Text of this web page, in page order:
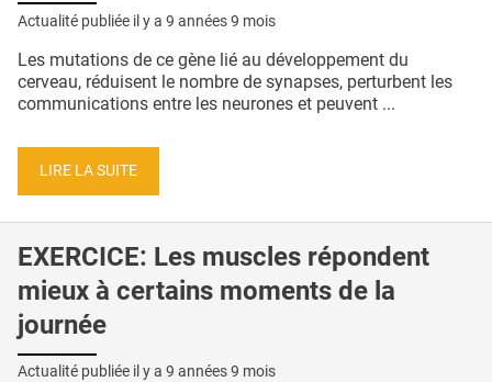
Actualité publiée il y a 9 années 9 mois
Les mutations de ce gène lié au développement du
cerveau, réduisent le nombre de synapses, perturbent les
communications entre les neurones et peuvent ...
LIRE LA SUITE
EXERCICE: Les muscles répondent
mieux à certains moments de la
journée
Actualité publiée il y a 9 années 9 mois